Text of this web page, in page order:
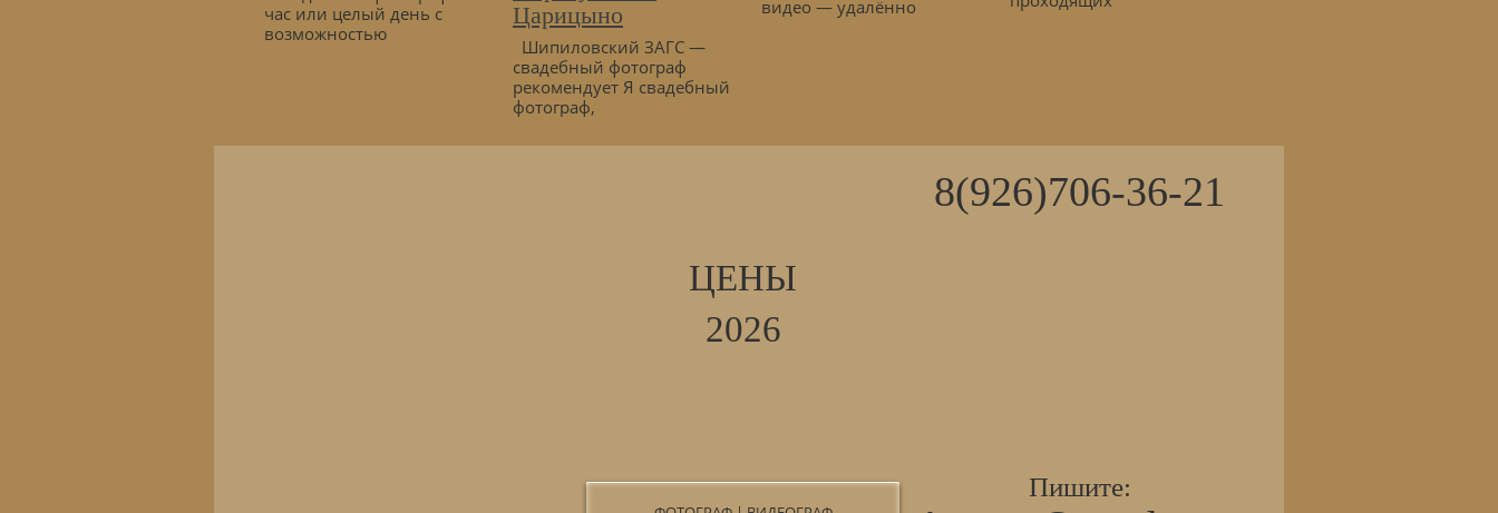
час или целый день с
возможностью
Царицыно
Шипиловский ЗАГС —
свадебный фотограф
рекомендует Я свадебный
фотограф,
видео — удалённо
ЦЕНЫ
2026
8(926)706-36-21
Пишите: